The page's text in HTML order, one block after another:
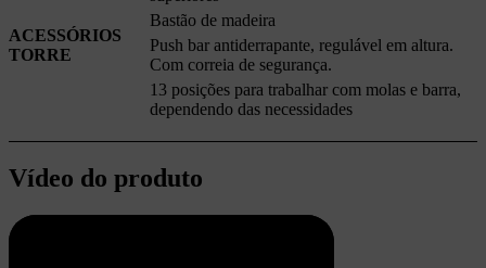
ACESSÓRIOS
TORRE
Bastão de madeira
Push bar antiderrapante, regulável em altura.
Com correia de segurança.
13 posições para trabalhar com molas e barra,
dependendo das necessidades
Vídeo do produto